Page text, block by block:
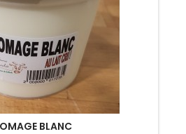
BLANC